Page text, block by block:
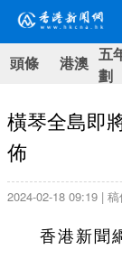
頭條 港澳 五
劃
橫琴全島即
佈
2024-02-18 09:19 |
香港新聞